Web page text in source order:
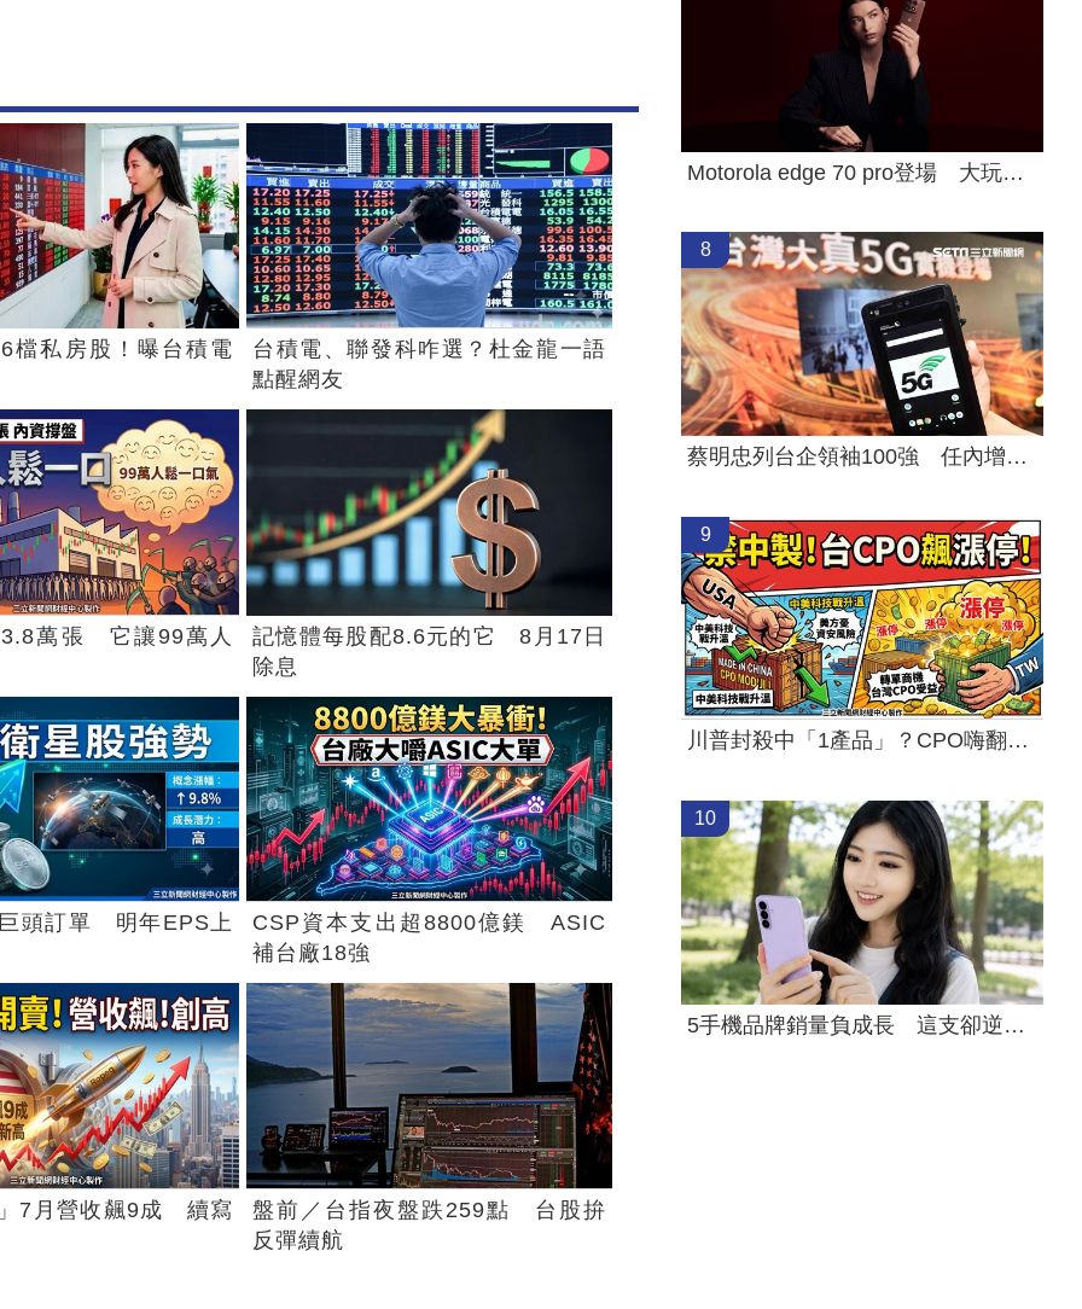
檔私房股！曝台積電
台積電、聯發科咋選？杜金龍一語
點醒網友
萬張 它讓99萬人
記憶體每股配8.6元的它 8月17日
除息
頭訂單 明年EPS上
CSP資本支出超8800億鎂 ASIC
補台廠18強
7月營收飆9成 續寫
盤前／台指夜盤跌259點 台股拚
反彈續航
Motorola edge 70 pro登場 大玩材質配色
8
蔡明忠列台企領袖100強 任內增逾3千億
9
川普封殺中「1產品」？CPO嗨翻 7檔漲停
10
5手機品牌銷量負成長 這支卻逆勢暴衝33%